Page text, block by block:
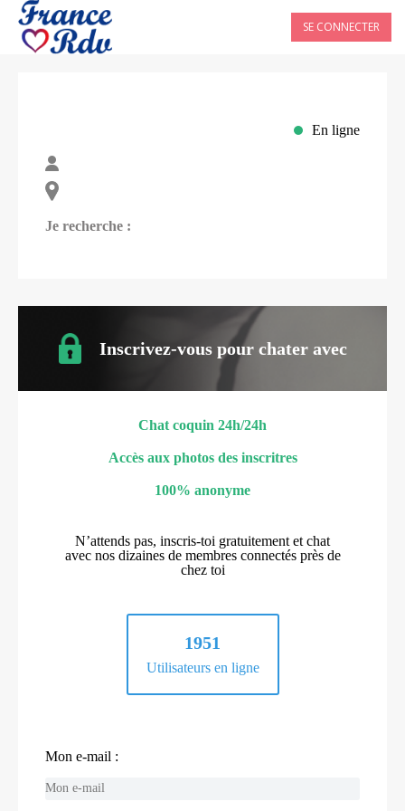
SE CONNECTER
En ligne
Je recherche :
Inscrivez-vous pour chater avec
Chat coquin 24h/24h
Accès aux photos des inscritres
100% anonyme
N’attends pas, inscris-toi gratuitement et chat
avec nos dizaines de membres connectés près de
chez toi
1951
Utilisateurs en ligne
Mon e-mail :